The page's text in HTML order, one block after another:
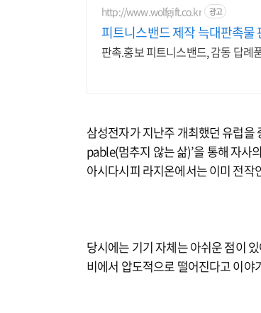
http://www.wolfgift.co.kr 광고
피트니스밴드 제작 늑대판촉물
판촉.홍보 피트니스밴드, 감동 답례
삼성전자가 지난주 개최했던 유럽을
pable(멈추지 않는 삶)’을 통해 자사
아시다시피 라지온에서는 이미 전작
당시에는 기기 자체는 아쉬운 점이
비에서 압도적으로 떨어진다고 이야